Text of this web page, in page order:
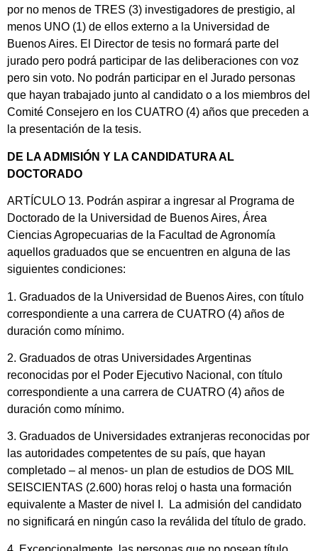
por no menos de TRES (3) investigadores de prestigio, al
menos UNO (1) de ellos externo a la Universidad de
Buenos Aires. El Director de tesis no formará parte del
jurado pero podrá participar de las deliberaciones con voz
pero sin voto. No podrán participar en el Jurado personas
que hayan trabajado junto al candidato o a los miembros del
Comité Consejero en los CUATRO (4) años que preceden a
la presentación de la tesis.
DE LA ADMISIÓN Y LA CANDIDATURA AL
DOCTORADO
ARTÍCULO 13. Podrán aspirar a ingresar al Programa de
Doctorado de la Universidad de Buenos Aires, Área
Ciencias Agropecuarias de la Facultad de Agronomía
aquellos graduados que se encuentren en alguna de las
siguientes condiciones:
1. Graduados de la Universidad de Buenos Aires, con título
correspondiente a una carrera de CUATRO (4) años de
duración como mínimo.
2. Graduados de otras Universidades Argentinas
reconocidas por el Poder Ejecutivo Nacional, con título
correspondiente a una carrera de CUATRO (4) años de
duración como mínimo.
3. Graduados de Universidades extranjeras reconocidas por
las autoridades competentes de su país, que hayan
completado – al menos- un plan de estudios de DOS MIL
SEISCIENTAS (2.600) horas reloj o hasta una formación
equivalente a Master de nivel I. La admisión del candidato
no significará en ningún caso la reválida del título de grado.